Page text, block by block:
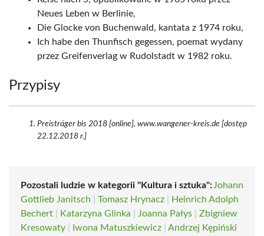
Neues Leben w Berlinie,
Die Glocke von Buchenwald, kantata z 1974 roku,
Ich habe den Thunfisch gegessen, poemat wydany
przez Greifenverlag w Rudolstadt w 1982 roku.
Przypisy
Preisträger bis 2018 [online], www.wangener-kreis.de [dostęp
22.12.2018 r.]
Pozostali ludzie w kategorii "Kultura i sztuka": Johann
Gottlieb Janitsch
Tomasz Hrynacz
Heinrich Adolph
Bechert
Katarzyna Glinka Joanna Pałys
Zbigniew
Kresowaty
Iwona Matuszkiewicz
Andrzej Kępiński